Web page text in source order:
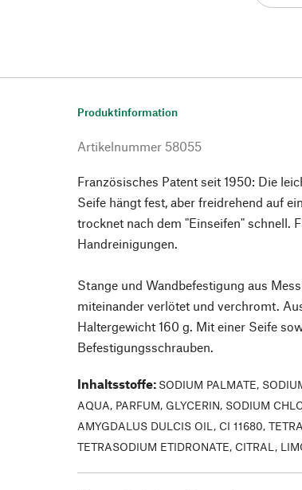
Produktinformation
Artikelnummer 58055
Französisches Patent seit 1950: Die
Seife hängt fest, aber freidrehend auf
trocknet nach dem "Einseifen" schnell.
Handreinigungen.
Stange und Wandbefestigung aus
miteinander verlötet und verchromt.
Haltergewicht 160 g. Mit einer Seife
Befestigungsschrauben.
Inhaltsstoffe: SODIUM PALMATE,
AQUA, PARFUM, GLYCERIN, SODIUM
AMYGDALUS DULCIS OIL, CI 11680,
TETRASODIUM ETIDRONATE, CITRAL,